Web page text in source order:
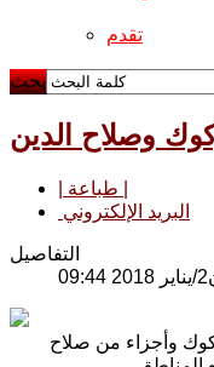
تقدم
بحث
وصلاح الدين
البريد الإلكتروني
التفاصيل
وأجزاء من صلاح